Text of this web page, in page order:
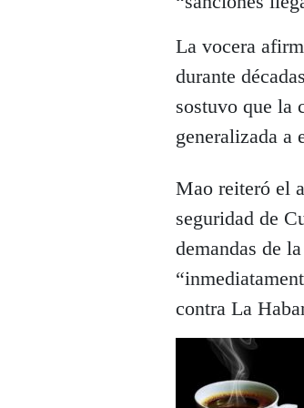
La vocera
durante
sostuvo que la
generalizada a
Mao reiteró el
seguridad de
demandas de
contra La